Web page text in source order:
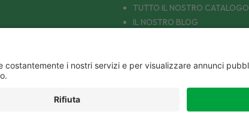
TUTTO IL NOSTRO CATALOGO
IL NOSTRO BLOG